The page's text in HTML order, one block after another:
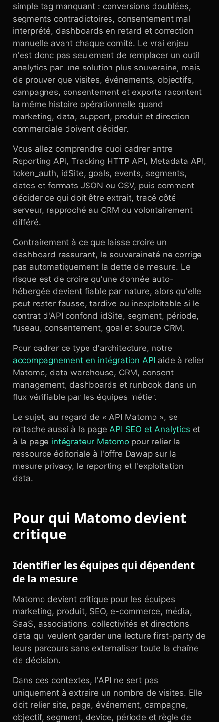
simple tag manquant : conversions doublées,
segments contradictoires, consentement mal
interprété, dashboards en retard et correction
manuelle avant chaque comité. Le vrai enjeu
n'est donc pas seulement de remplacer un outil
analytics par une solution plus souveraine, mais
de prouver que visites, événements, objectifs,
campagnes, consentement et exports racontent
la même histoire opérationnelle quand
marketing, data, support, produit et direction
commerciale doivent décider.
Vous allez comprendre quoi cadrer entre
Reporting API, Tracking HTTP API, Metadata API,
token_auth, idSite, goals, events, segments,
dates et formats JSON ou CSV, puis comment
décider ce qui doit être extrait, tracé côté
serveur, rapproché au CRM ou volontairement
différé.
Contrairement à ce que laisse croire un
dashboard rassurant, la souveraineté ne corrige
pas automatiquement la dette de mesure. Le
risque est de croire qu'une donnée auto-
hébergée devient fiable par nature, alors qu'elle
peut rester fausse, tardive ou inexploitable si le
contrat d'API confond idSite, segment, période,
fuseau, consentement, goal et source CRM.
Pour cadrer ce type d'architecture, notre
accompagnement en intégration API aide à relier
Matomo, data warehouse, CRM, consent
management, dashboards et runbook dans un
flux vérifiable par les équipes métier.
Le sujet, au regard de « API Matomo », se
rattache aussi à la page API SEO et Analytics et
à la page intégrateur Matomo pour relier la
ressource éditoriale à l'offre Dawap sur la
mesure privacy, le reporting et l'exploitation
data.
Pour qui Matomo devient
critique
Identifier les équipes qui dépendent
de la mesure
Matomo devient critique pour les équipes
marketing, produit, SEO, e-commerce, média,
SaaS, associations, collectivités et directions
data qui veulent garder une lecture first-party de
leurs parcours sans externaliser toute la chaîne
de décision.
Dans ces contextes, l'API ne sert pas
uniquement à extraire un nombre de visites. Elle
doit relier site, page, événement, campagne,
objectif, segment, device, période et règle de